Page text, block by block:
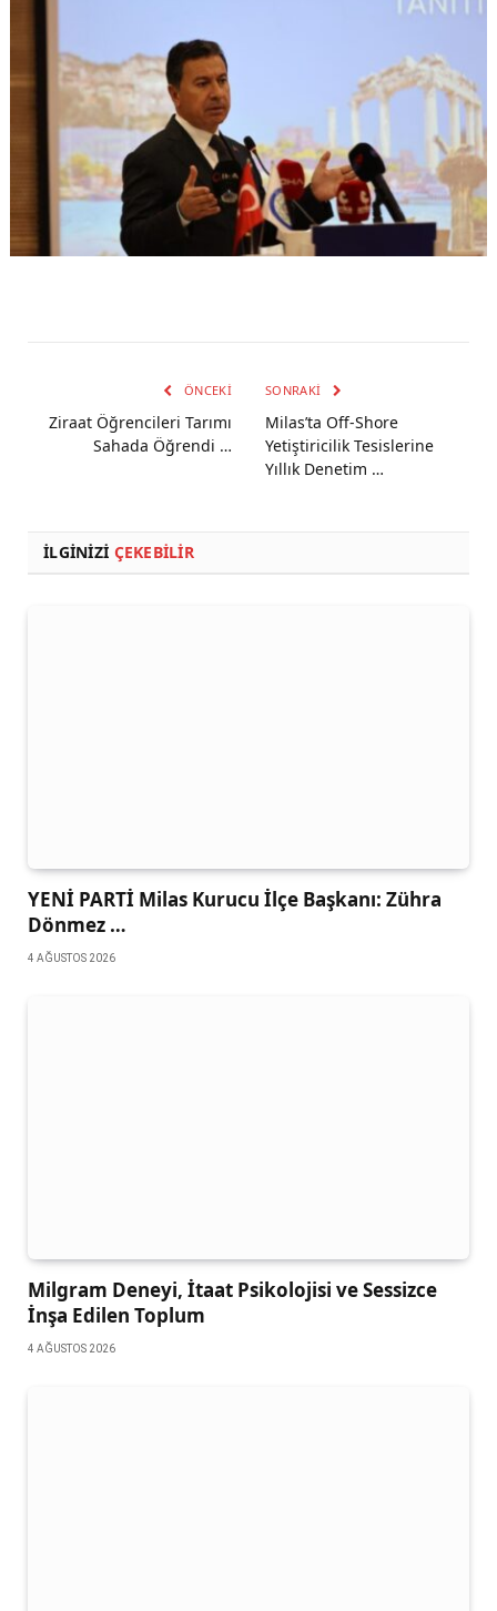
ÖNCEKI
Ziraat Öğrencileri Tarımı
Sahada Öğrendi …
SONRAKI
Milas’ta Off-Shore
Yetiştiricilik Tesislerine
Yıllık Denetim …
İLGINIZI ÇEKEBILIR
YENİ PARTİ Milas Kurucu İlçe Başkanı: Zühra
Dönmez …
4 AĞUSTOS 2026
Milgram Deneyi, İtaat Psikolojisi ve Sessizce
İnşa Edilen Toplum
4 AĞUSTOS 2026